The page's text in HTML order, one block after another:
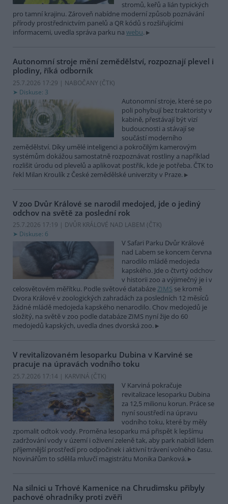
stromů, keřů a lián typických
pro tamní krajinu. Zároveň nabídne moderní způsob poznávání
přírody prostřednictvím panelů a QR kódů s rozšiřujícími
informacemi, uvedla správa parku na webu.
Autonomní stroje mění zemědělství, rozpoznají plevel i
plodiny, říká odborník
25.7.2026 17:29 | NABOČANY (ČTK)
Diskuse: 3
Autonomní stroje, které se po
poli pohybují bez traktoristy v
kabině, přestávají být vizí
budoucnosti a stávají se
součástí moderního
zemědělství. Díky umělé inteligenci a pokročilým kamerovým
systémům dokážou samostatně rozpoznávat rostliny a například
rozlišit úrodu od plevelů a aplikovat postřik, kde je potřeba. ČTK to
řekl Milan Kroulík z České zemědělské univerzity v Praze.
V zoo Dvůr Králové se narodil medojed, jde o jediný
odchov na světě za poslední rok
25.7.2026 17:19 | DVŮR KRÁLOVÉ NAD LABEM (ČTK)
Diskuse: 6
V Safari Parku Dvůr Králové
nad Labem se koncem června
narodilo mládě medojeda
kapského. Jde o čtvrtý odchov
v historii zoo a výjimečný je i v
celosvětovém měřítku. Podle světové databázeZIMS se kromě
Dvora Králové v zoologických zahradách za posledních 12 měsíců
žádné mládě medojeda kapského nenarodilo. Chov medojedů je
složitý, na světě v zoo podle databáze ZIMS nyní žije do 60
medojedů kapských, uvedla dnes dvorská zoo.
V revitalizovaném lesoparku Dubina v Karviné se
pracuje na úpravách vodního toku
25.7.2026 17:14 | KARVINÁ (ČTK)
V Karviná pokračuje
revitalizace lesoparku Dubina
za 12,5 milionu korun. Práce se
nyní soustředí na úpravu
vodního toku, které by měly
zpomalit odtok vody. Proměna lesoparku má přispět k lepšímu
zadržování vody v území i oživení zeleně tak, aby park nabídl lidem
příjemnější prostředí pro odpočinek i aktivní trávení volného času.
Novinářům to sdělila mluvčí magistrátu Monika Danková.
Na silnici u Trhové Kamenice na Chrudimsku přibyly
pachové ohradníky proti zvěři